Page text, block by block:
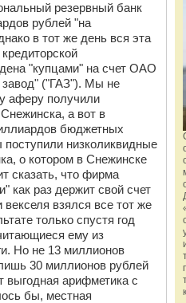
резервный банк
рублей "на
в тот же день вся эта
"купцами" на счет ОАО
завод" ("ГАЗ"). Мы не
аферу получили
а вот в
бюджетных
низколиквидные
о котором в Снежинске
сказать, что фирма
как раз держит свой счет
взялся все тот же
только спустя год
ему из
Но не 13 миллионов
30 миллионов рублей
выгодная арифметика с
бы, местная